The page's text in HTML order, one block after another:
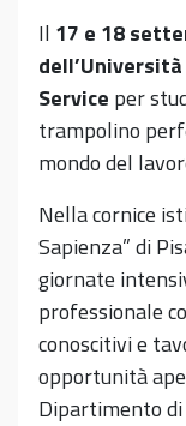
Il 17 e 18
Service per
trampolino
mondo del
Nella cornice
Sapienza” di
giornate
professionale
conoscitivi e
opportunità
Dipartimento